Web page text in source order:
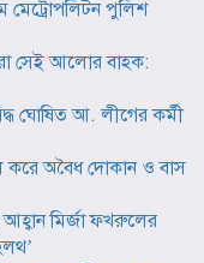
মেট্রোপলিটন পুলিশ
সেই আলোর বাহক:
ঘোষিত আ. লীগের কর্মী
অবৈধ দোকান ও বাস
মির্জা ফখরুলের